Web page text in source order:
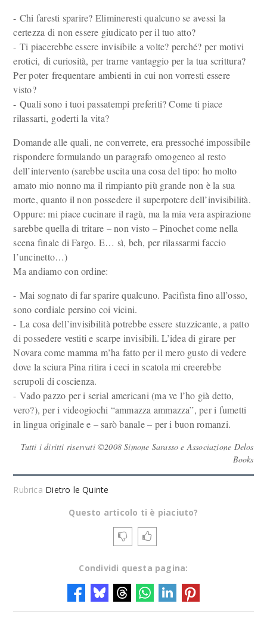
- Chi faresti sparire? Elimineresti qualcuno se avessi la
certezza di non essere giudicato per il tuo atto?
- Ti piacerebbe essere invisibile a volte? perché? per motivi
erotici, di curiosità, per trarne vantaggio per la tua scrittura?
Per poter frequentare ambienti in cui non vorresti essere
visto?
- Quali sono i tuoi passatempi preferiti? Come ti piace
rilassarti, goderti la vita?
Domande alle quali, ne converrete, era pressoché impossibile
rispondere formulando un paragrafo omogeneo al resto
dell’intervento (sarebbe uscita una cosa del tipo: ho molto
amato mio nonno ma il rimpianto più grande non è la sua
morte, quanto il non possedere il superpotere dell’invisibilità.
Oppure: mi piace cucinare il ragù, ma la mia vera aspirazione
sarebbe quella di tritare – non visto – Pinochet come nella
scena finale di Fargo. E… sì, beh, per rilassarmi faccio
l’uncinetto…)
Ma andiamo con ordine:
- Mai sognato di far sparire qualcuno. Pacifista fino all’osso,
sono cordiale persino coi vicini.
- La cosa dell’invisibilità potrebbe essere stuzzicante, a patto
di possedere vestiti e scarpe invisibili. L’idea di girare per
Novara come mamma m’ha fatto per il mero gusto di vedere
dove la sciura Pina ritira i ceci in scatola mi creerebbe
scrupoli di coscienza.
- Vado pazzo per i serial americani (ma ve l’ho già detto,
vero?), per i videogiochi “ammazza ammazza”, per i fumetti
in lingua originale e – sarò banale – per i buon romanzi.
Tutti i diritti riservati ©2008 Simone Sarasso e Associazione Delos
Books
Rubrica Dietro le Quinte
Questo articolo ti è piaciuto?
Condividi questa pagina: